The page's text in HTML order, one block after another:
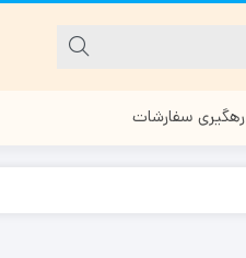
رهگیری سفارشات